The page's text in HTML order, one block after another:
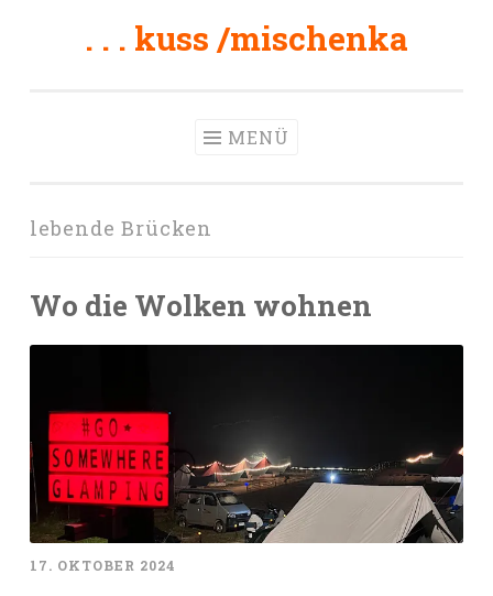
. . . kuss /mischenka
MENÜ
lebende Brücken
Wo die Wolken wohnen
17. OKTOBER 2024